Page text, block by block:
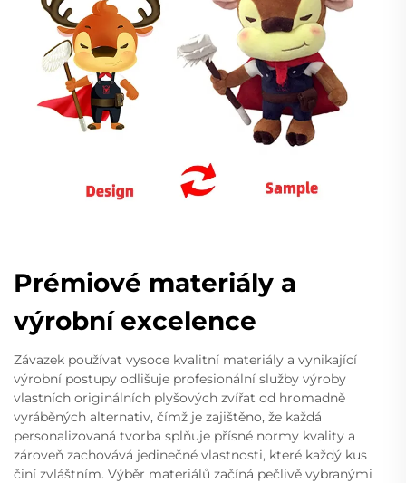
Prémiové materiály a
výrobní excelence
Závazek používat vysoce kvalitní materiály a vynikající
výrobní postupy odlišuje profesionální služby výroby
vlastních originálních plyšových zvířat od hromadně
vyráběných alternativ, čímž je zajištěno, že každá
personalizovaná tvorba splňuje přísné normy kvality a
zároveň zachovává jedinečné vlastnosti, které každý kus
činí zvláštním. Výběr materiálů začíná pečlivě vybranými